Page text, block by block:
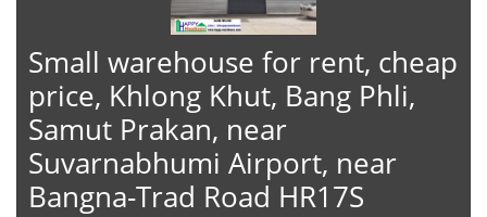
Small warehouse for rent, cheap
price, Khlong Khut, Bang Phli,
Samut Prakan, near
Suvarnabhumi Airport, near
Bangna-Trad Road HR17S